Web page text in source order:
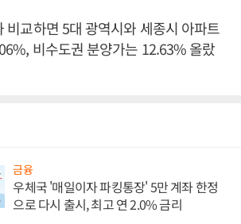
비교하면 5대 광역시와 세종시 아파트
비수도권 분양가는 12.63% 올랐
금융
우체국 '매일이자 파킹통장' 5만 계좌 한정
으로 다시 출시, 최고 연 2.0% 금리